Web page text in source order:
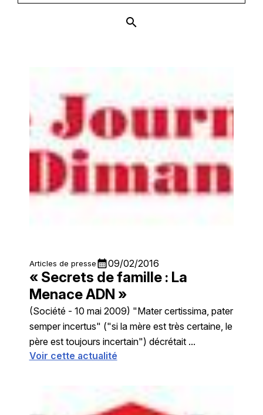
Articles de pressecalendar_month09/02/2016
« Secrets de famille : La
Menace ADN »
(Société - 10 mai 2009) "Mater certissima, pater
semper incertus" ("si la mère est très certaine, le
père est toujours incertain") décrétait ...
Voir cette actualité